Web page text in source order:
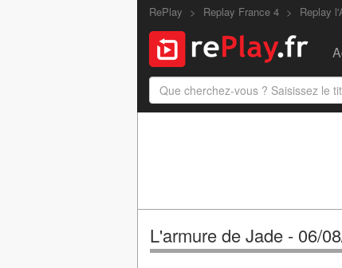
RePlay Replay France 4 Replay
L'armure de Jade - 06/